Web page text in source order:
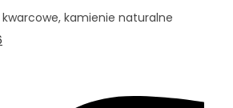
kamienie naturalne